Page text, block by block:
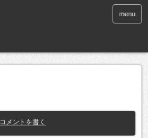
menu
コメントを書く